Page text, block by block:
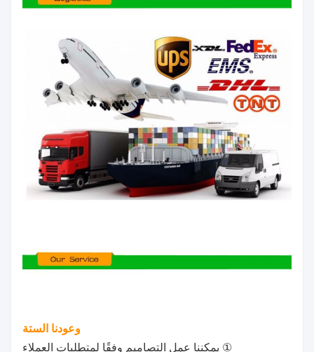
وعودنا الستة
① يمكننا عمل التصاميم وفقًا لمتطلبات العملاء